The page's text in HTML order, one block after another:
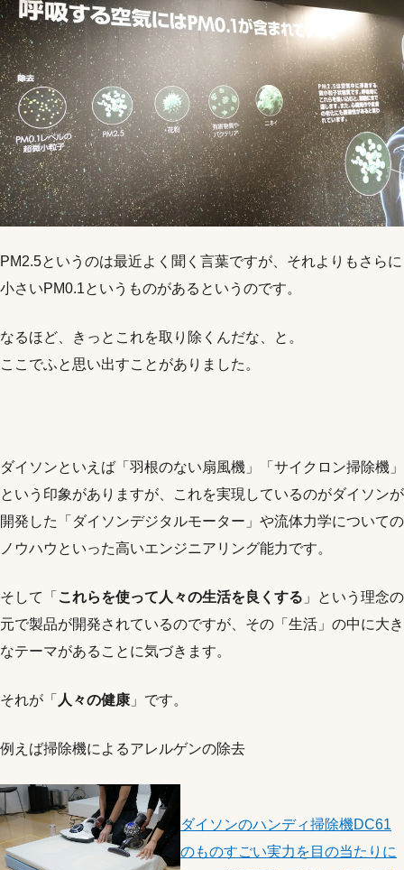
PM2.5というのは最近よく聞く言葉ですが、それよりもさらに
小さいPM0.1というものがあるというのです。
なるほど、きっとこれを取り除くんだな、と。
ここでふと思い出すことがありました。
ダイソンといえば「羽根のない扇風機」「サイクロン掃除機」
という印象がありますが、これを実現しているのがダイソンが
開発した「ダイソンデジタルモーター」や流体力学についての
ノウハウといった高いエンジニアリング能力です。
そして「 これらを使って人々の生活を良くする 」という理念の
元で製品が開発されているのですが、その「生活」の中に大き
なテーマがあることに気づきます。
それが「 人々の健康 」です。
例えば掃除機によるアレルゲンの除去
ダイソンのハンディ掃除機DC61
のものすごい実力を目の当たりに